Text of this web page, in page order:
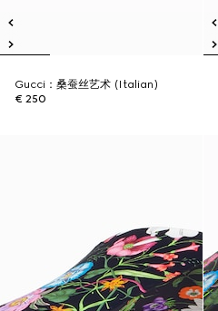
Gucci：桑蚕丝艺术 (Italian)
€ 250